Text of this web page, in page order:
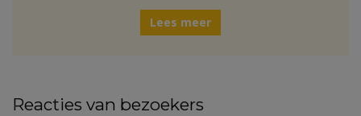
Lees meer
Reacties van bezoekers